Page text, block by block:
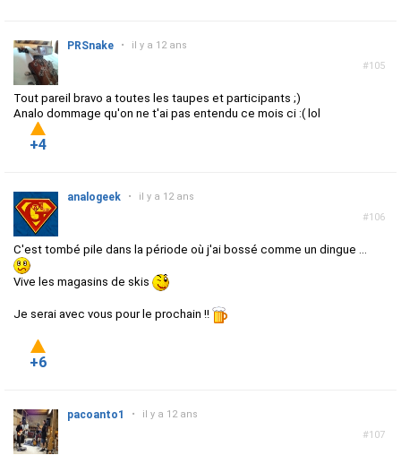
#105
PRSnake • il y a 12 ans
Tout pareil bravo a toutes les taupes et participants ;)
Analo dommage qu'on ne t'ai pas entendu ce mois ci :( lol
+4
#106
analogeek • il y a 12 ans
C'est tombé pile dans la période où j'ai bossé comme un dingue ...
Vive les magasins de skis
Je serai avec vous pour le prochain !!
+6
#107
pacoanto1 • il y a 12 ans